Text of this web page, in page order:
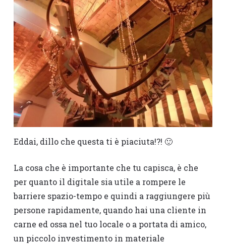
Eddai, dillo che questa ti è piaciuta!?! 🙂
La cosa che è importante che tu capisca, è che
per quanto il digitale sia utile a rompere le
barriere spazio-tempo e quindi a raggiungere più
persone rapidamente, quando hai una cliente in
carne ed ossa nel tuo locale o a portata di amico,
un piccolo investimento in materiale